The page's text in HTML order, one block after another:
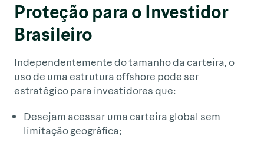
Proteção para o Investidor
Brasileiro
Independentemente do tamanho da carteira, o
uso de uma estrutura offshore pode ser
estratégico para investidores que:
Desejam acessar uma carteira global sem
limitação geográfica;